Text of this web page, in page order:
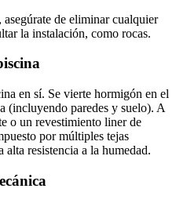
de eliminar cualquier
la instalación, como rocas.
en sí. Se vierte hormigón en el
(incluyendo paredes y suelo). A
o un revestimiento liner de
por múltiples tejas
resistencia a la humedad.